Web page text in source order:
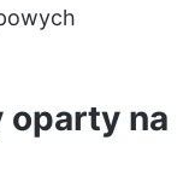
oparty na